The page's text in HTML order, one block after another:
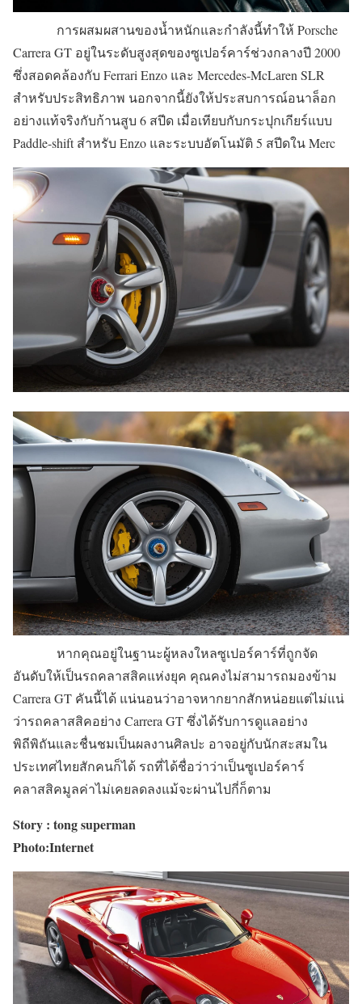
การผสมผสานของน้ำหนักและกำลังนี้ทำให้ Porsche
Carrera GT อยู่ในระดับสูงสุดของซูเปอร์คาร์ช่วงกลางปี​​ 2000
ซึ่งสอดคล้องกับ Ferrari Enzo และ Mercedes-McLaren SLR
สำหรับประสิทธิภาพ นอกจากนี้ยังให้ประสบการณ์อนาล็อก
อย่างแท้จริงกับก้านสูบ 6 สปีด เมื่อเทียบกับกระปุกเกียร์แบบ
Paddle-shift สำหรับ Enzo และระบบอัตโนมัติ 5 สปีดใน Merc
หากคุณอยู่ในฐานะผู้หลงใหลซูเปอร์คาร์ที่ถูกจัด
อันดับให้เป็นรถคลาสสิคแห่งยุค คุณคงไม่สามารถมองข้าม
Carrera GT คันนี้ได้ แน่นอนว่าอาจหากยากสักหน่อยแต่ไม่แน่
ว่ารถคลาสสิคอย่าง Carrera GT ซึ่งได้รับการดูแลอย่าง
พิถีพิถันและชื่นชมเป็นผลงานศิลปะ อาจอยู่กับนักสะสมใน
ประเทศไทยสักคนก็ได้ รถที่ได้ชื่อว่าว่าเป็นซูเปอร์คาร์
คลาสสิคมูลค่าไม่เคยลดลงแม้จะผ่านไปกี่ก็ตาม
Story : tong superman
Photo:Internet